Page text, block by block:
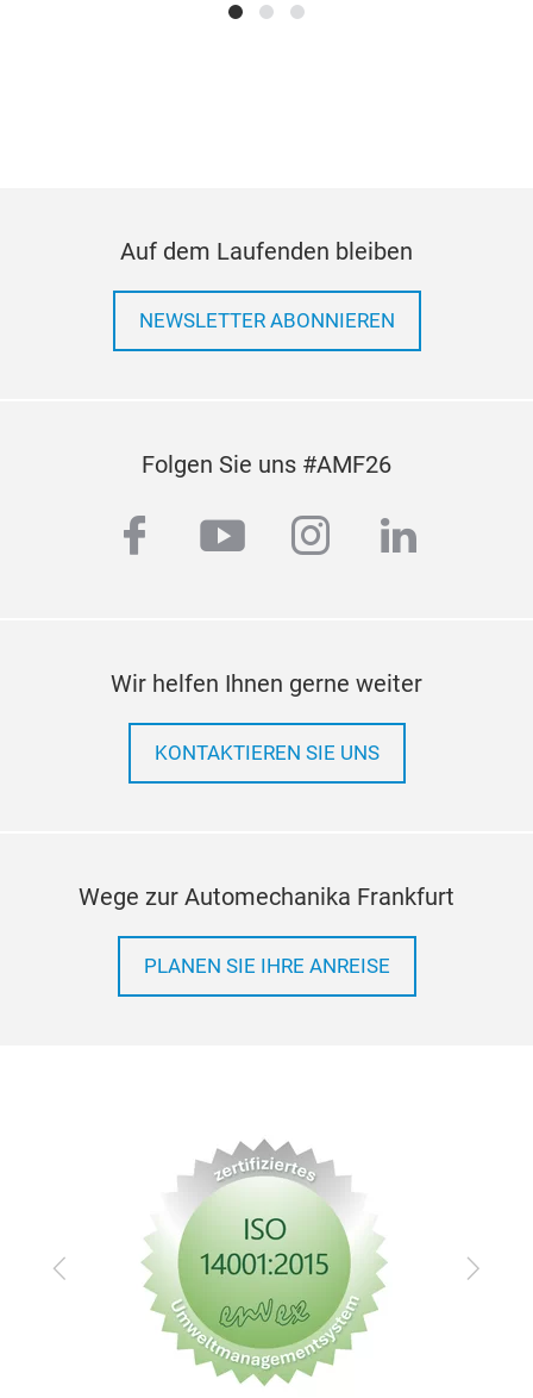
Auf dem Laufenden bleiben
NEWSLETTER ABONNIEREN
Folgen Sie uns #AMF26
facebook
youtubeinstagram
linkedin
Wir helfen Ihnen gerne weiter
KONTAKTIEREN SIE UNS
Wege zur Automechanika Frankfurt
PLANEN SIE IHRE ANREISE
Zurück Vor